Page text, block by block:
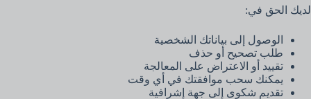
لديك الحق في:
الوصول إلى بياناتك الشخصية
طلب تصحيح أو حذف
تقييد أو الاعتراض على المعالجة
يمكنك سحب موافقتك في أي وقت
تقديم شكوى إلى جهة إشرافية